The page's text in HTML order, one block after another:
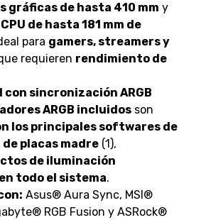
gráficas de hasta 410 mm y
de hasta 181 mm de
para gamers, streamers y
requieren rendimiento de
sincronización ARGB
ARGB incluidosson
los principales softwares de
placas madre(1),
de iluminación
todo el sistema.
Asus® Aura Sync, MSI®
RGB Fusion y ASRock®